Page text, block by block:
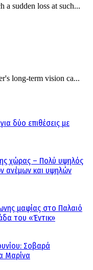
a sudden loss at such...
long-term vision ca...
δύο επιθέσεις με
χώρας – Πολύ υψηλός
ανέμων και υψηλών
μαφίας στο Παλαιό
του «Έντικ»
Σοβαρά
Μαρίνα